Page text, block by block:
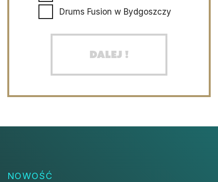
Drums Fusion w Bydgoszczy
Dalej !
NOWOŚĆ